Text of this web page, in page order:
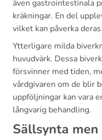
även gastrointestinala
kräkningar. En del
vilket kan påverka
Ytterligare milda
huvudvärk. Dessa
försvinner med tiden,
vårdgivaren om de blir
uppföljningar kan vara
långvarig behandling.
Sällsynta